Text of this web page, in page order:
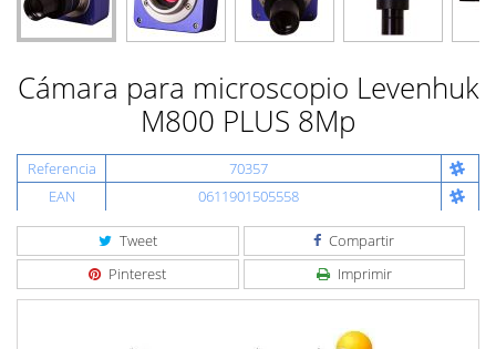
Cámara para microscopio Levenhuk
M800 PLUS 8Mp
Referencia
70357
EAN
0611901505558
Tweet
Compartir
Pinterest
Imprimir